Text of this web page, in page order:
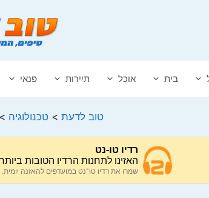
בית אוכל תיירות פנאי
טוב לדעת > טכנולוגיה >